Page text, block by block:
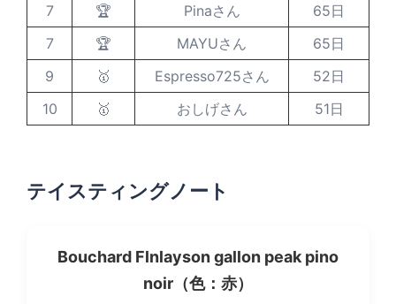
7
🏆 Pinaさん
65日
7
🏆 MAYUさん
65日
9
🥇 Espresso725さん
52日
10
🥇 おしげさん 51日
テイスティングノート
Bouchard Flnlayson gallon peak pino
noir（色：赤）